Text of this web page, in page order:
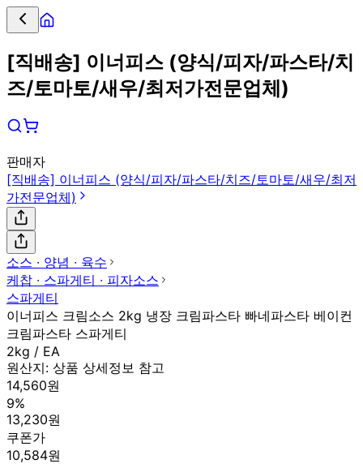
[직배송] 이너피스 (양식/피자/파스타/치
즈/토마토/새우/최저가전문업체)
판매자
[직배송] 이너피스 (양식/피자/파스타/치즈/토마토/새우/최저
가전문업체)
소스 ∙ 양념 ∙ 육수
케찹 ∙ 스파게티 ∙ 피자소스
스파게티
이너피스 크림소스 2kg 냉장 크림파스타 빠네파스타 베이컨
크림파스타 스파게티
2kg / EA
원산지: 상품 상세정보 참고
14,560원
9%
13,230원
쿠폰가
10,584원